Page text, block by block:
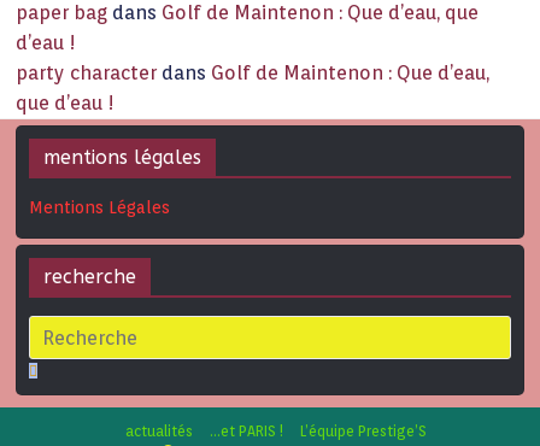
paper bag dans Golf de Maintenon : Que d’eau, que
d’eau !
party character dans Golf de Maintenon : Que d’eau,
que d’eau !
mentions légales
Mentions Légales
recherche
actualités …et PARIS ! L’équipe Prestige’S